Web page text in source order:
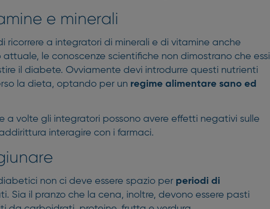
e minerali
ricorrere a integratori di minerali e di vitamine anche
le conoscenze scientifiche non dimostrano che essi
il diabete. Ovviamente devi introdurre questi nutrienti
la dieta, optando per un regime alimentare sano ed
a volte gli integratori possono avere effetti negativi sulle
interagire con i farmaci.
non ci deve essere spazio per periodi di
Sia il pranzo che la cena, inoltre, devono essere pasti